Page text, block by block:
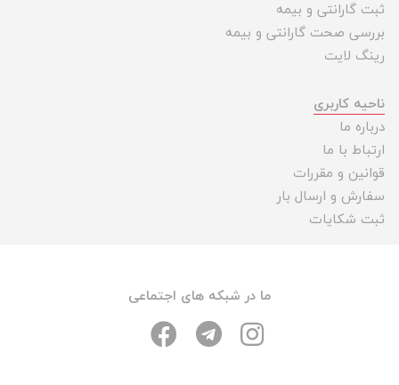
ثبت گارانتی و بیمه
بررسی صحت گارانتی و بیمه
رینگ لایت
ناحیه کاربری
درباره ما
ارتباط با ما
قوانین و مقررات
سفارش و ارسال بار
ثبت شکایات
ما در شبکه های اجتماعی